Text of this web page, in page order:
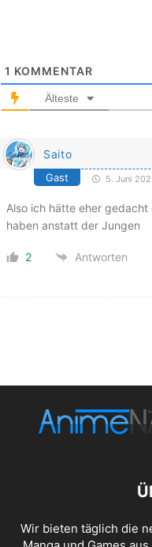
1 KOMMENTAR
Älteste
Saito
Gast 5. Juni
Also ich hätte eher
haben anstatt der Jungen
2 Antworten
Wir bieten täglich die